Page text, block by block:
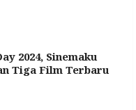
2024, Sinemaku
Tiga Film Terbaru